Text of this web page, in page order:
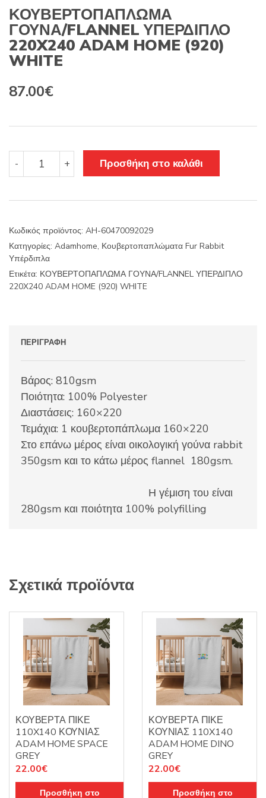
ΚΟΥΒΕΡΤΟΠΑΠΛΩΜΑ
ΓΟΥΝΑ/FLANNEL ΥΠΕΡΔΙΠΛΟ
220X240 ADAM HOME (920)
WHITE
87.00€
-
ΚΟΥΒΕΡΤΟΠΑΠΛΩΜΑ
ΓΟΥΝΑ/FLANNEL
(920)
WHITE
ποσότητα
+ Προσθήκη στο καλάθι
Κωδικός προϊόντος: AH-60470092029
Κατηγορίες: Adamhome, Κουβερτοπαπλώματα Fur Rabbit
Υπέρδιπλα
Ετικέτα: ΚΟΥΒΕΡΤΟΠΑΠΛΩΜΑ ΓΟΥΝΑ/FLANNEL ΥΠΕΡΔΙΠΛΟ
220X240 ADAM HOME (920) WHITE
ΠΕΡΙΓΡΑΦΉ
Βάρος: 810gsm
Ποιότητα: 100% Polyester
Διαστάσεις: 160×220
Τεμάχια: 1 κουβερτοπάπλωμα 160×220
Στο επάνω μέρος είναι οικολογική γούνα rabbit
350gsm και το κάτω μέρος flannel 180gsm.
Η γέμιση του είναι
280gsm και ποιότητα 100% polyfilling
Σχετικά προϊόντα
ΚΟΥΒΕΡΤΑ ΠΙΚΕ
110X140 ΚΟΥΝΙΑΣ
ADAM HOME SPACE
GREY
22.00€
Προσθήκη στο
ΚΟΥΒΕΡΤΑ ΠΙΚΕ
ΚΟΥΝΙΑΣ 110X140
ADAM HOME DINO
GREY
22.00€
Προσθήκη στο